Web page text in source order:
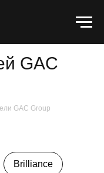
GAC
GAC Group
Brilliance